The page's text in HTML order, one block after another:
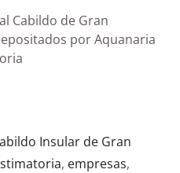
Cabildo de Gran
por Aquanaria
Insular de Gran
, empresas,